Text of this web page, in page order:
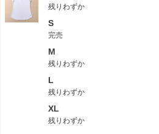
残りわずか
S
完売
M
残りわずか
L
残りわずか
XL
残りわずか